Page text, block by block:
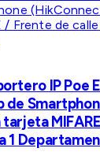
IP Poe
de
1